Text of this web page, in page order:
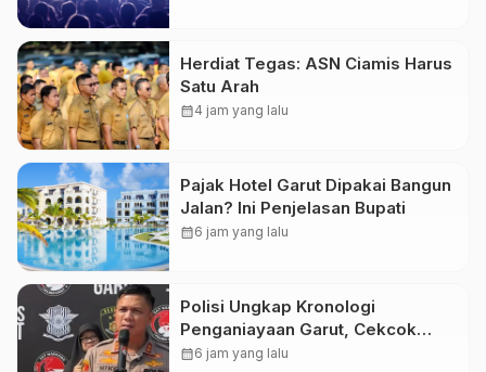
Herdiat Tegas: ASN Ciamis Harus
Satu Arah
calendar_month4 jam yang lalu
Pajak Hotel Garut Dipakai Bangun
Jalan? Ini Penjelasan Bupati
calendar_month6 jam yang lalu
Polisi Ungkap Kronologi
Penganiayaan Garut, Cekcok
Berujung Maut
calendar_month6 jam yang lalu